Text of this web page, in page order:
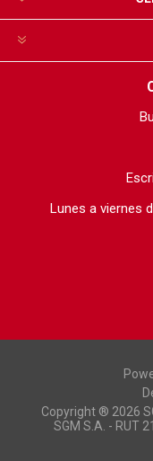
Lunes a viernes
Copyright ® 2026
SGM S.A. - RUT